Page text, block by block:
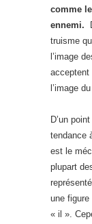
comme
ennemi.
truisme
l’image
acceptent
l’image
D’un
tendance
est le
plupart
une figure
« il ».